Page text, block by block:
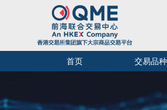
首页 交易品种